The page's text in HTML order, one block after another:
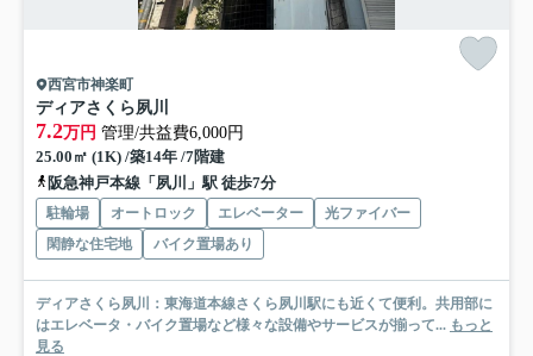
西宮市神楽町
ディアさくら夙川
7.2万円 管理/共益費6,000円
25.00㎡ (1K) /築14年 /7階建
阪急神戸本線「夙川」駅 徒歩7分
駐輪場 オートロック エレベーター
光ファイバー
閑静な住宅地
バイク置場あり
ディアさくら夙川：東海道本線さくら夙川駅にも近くて便利。共用部に
はエレベータ・バイク置場など様々な設備やサービスが揃って... もっと
見る